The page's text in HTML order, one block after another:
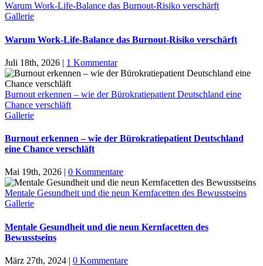
Warum Work-Life-Balance das Burnout-Risiko verschärft
Gallerie
Warum Work-Life-Balance das Burnout-Risiko verschärft
Juli 18th, 2026 | 1 Kommentar
Burnout erkennen – wie der Bürokratiepatient Deutschland eine
Chance verschläft
Gallerie
Burnout erkennen – wie der Bürokratiepatient Deutschland
eine Chance verschläft
Mai 19th, 2026 | 0 Kommentare
Mentale Gesundheit und die neun Kernfacetten des Bewusstseins
Gallerie
Mentale Gesundheit und die neun Kernfacetten des
Bewusstseins
März 27th, 2024 | 0 Kommentare